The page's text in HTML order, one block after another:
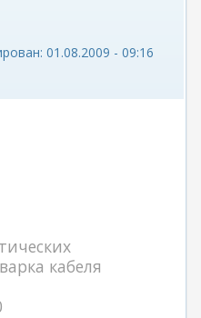
01.08.2009 - 09:16
кабеля